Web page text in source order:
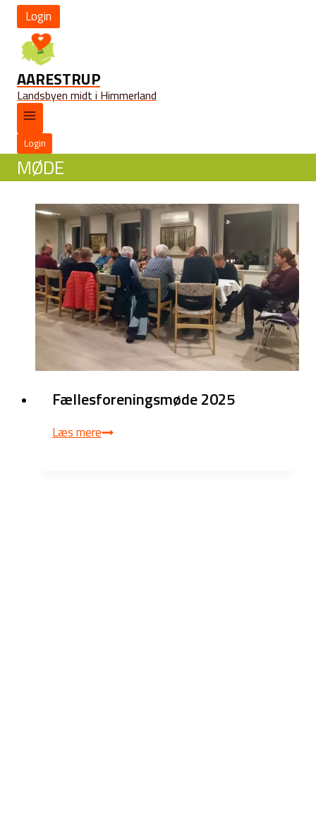
Login
AARESTRUP
Landsbyen midt i Himmerland
Login
MØDE
Fællesforeningsmøde 2025
Læs mereFællesforeningsmøde